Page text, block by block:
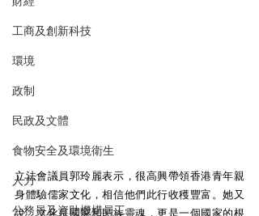
工商及創新科技
環境
政制
民政及文體
食物安全及環境衛生
人力
公務員及資助機構員工
立法會議員郭玲麗表示，很高興帶領香港青年親
身體驗儒家文化，相信他們此行收穫豐富。她又